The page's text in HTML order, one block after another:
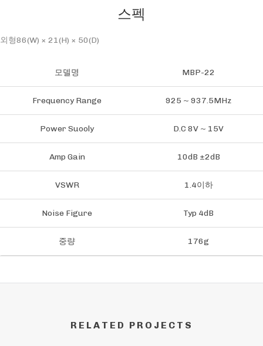
스펙
외형86(W) × 21(H) × 50(D)
모델명 MBP-22
Frequency Range 925 ~ 937.5MHz
Power Suooly D.C 8V ~ 15V
Amp Gain 10dB ±2dB
VSWR 1.4이하
Noise Figure Typ 4dB
중량 176g
RELATED PROJECTS